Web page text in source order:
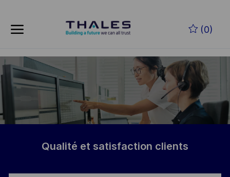
(0)
-
Qualité et satisfaction clients